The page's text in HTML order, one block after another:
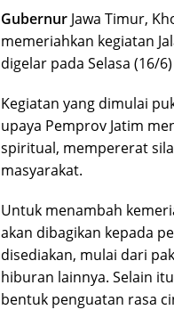
Gubernur Jawa Timur,
memeriahkan kegiatan
digelar pada Selasa (16/
Kegiatan yang dimulai
upaya Pemprov Jatim
spiritual, mempererat
masyarakat.
Untuk menambah
akan dibagikan kepada
disediakan, mulai dari
hiburan lainnya. Selain
bentuk penguatan rasa